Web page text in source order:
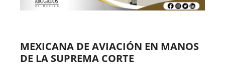
MEXICANA DE AVIACIÓN EN MANOS
DE LA SUPREMA CORTE